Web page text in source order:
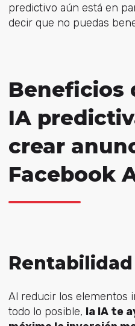
predictivo aún está en
decir que no puedas
Beneficios
IA
crear
Facebook
Rentabilidad
Al reducir los elementos
todo lo posible, la IA te